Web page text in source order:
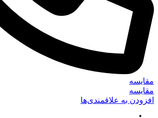
مقایسه
مقایسه
افزودن به علاقمندی‌ها